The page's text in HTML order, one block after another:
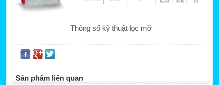
Thông số kỹ thuật lọc mỡ
Sản phẩm liên quan